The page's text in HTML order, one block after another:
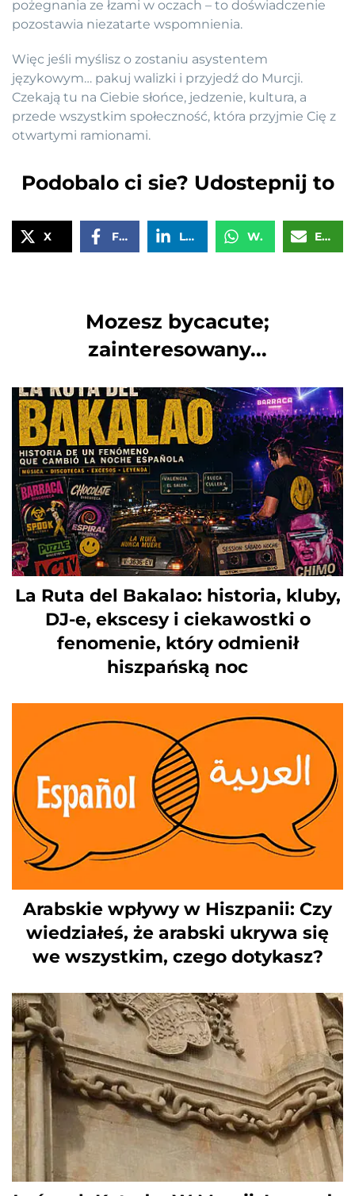
pożegnania ze łzami w oczach – to doświadczenie
pozostawia niezatarte wspomnienia.
Więc jeśli myślisz o zostaniu asystentem
językowym… pakuj walizki i przyjedź do Murcji.
Czekają tu na Ciebie słońce, jedzenie, kultura, a
przede wszystkim społeczność, która przyjmie Cię z
otwartymi ramionami.
Podobalo ci sie? Udostepnij to
X Facebook LinkedIn WhatsApp Email
Mozesz bycacute;
zainteresowany...
La Ruta del Bakalao: historia, kluby,
DJ-e, ekscesy i ciekawostki o
fenomenie, który odmienił
hiszpańską noc
Arabskie wpływy w Hiszpanii: Czy
wiedziałeś, że arabski ukrywa się
we wszystkim, czego dotykasz?